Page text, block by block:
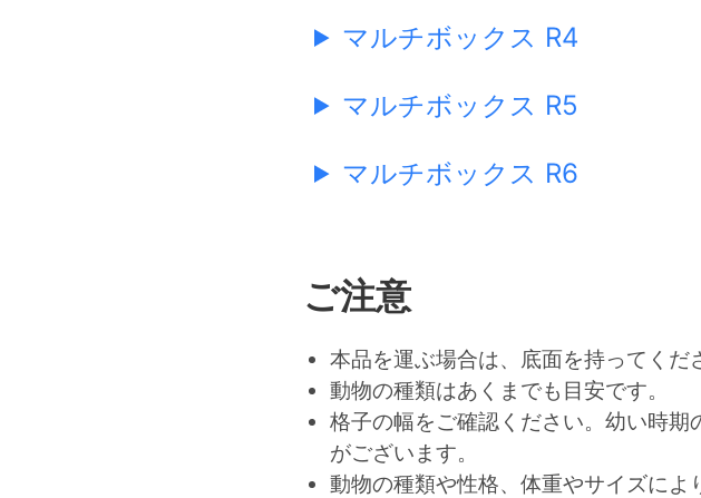
マルチボックス R4
マルチボックス R5
マルチボックス R6
ご注意
本品を運ぶ場合は、底面を持ってくだ
動物の種類はあくまでも目安です。
格子の幅をご確認ください。幼い時
がございます。
動物の種類や性格、体重やサイズに